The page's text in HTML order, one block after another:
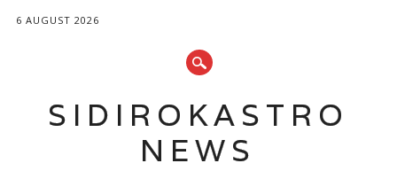
6 AUGUST 2026
SIDIROKASTRO
NEWS